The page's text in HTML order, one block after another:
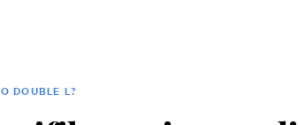
DOUBLE L?